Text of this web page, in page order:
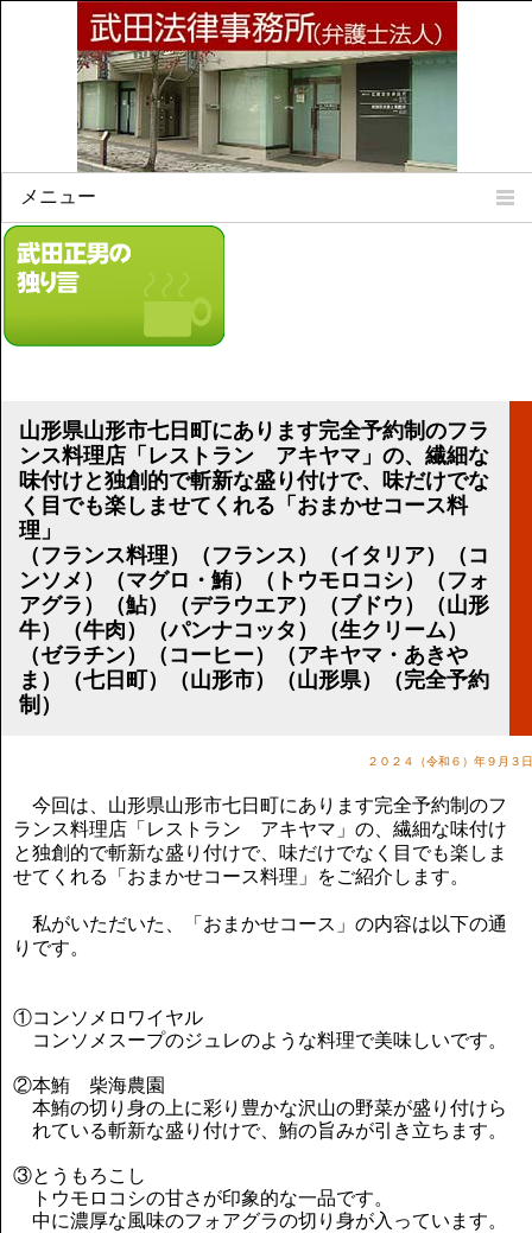
メニュー
Home
所属弁護士
法律相談案内
リンク集
顧問契約について
講演のご案内
気をつけたい法律のポイント
武田正男の独り言
山形県山形市七日町にあります完全予約制のフラ
ンス料理店「レストラン アキヤマ」の、繊細な
味付けと独創的で斬新な盛り付けで、味だけでな
く目でも楽しませてくれる「おまかせコース料
理」
（フランス料理）（フランス）（イタリア）（コ
ンソメ）（マグロ・鮪）（トウモロコシ）（フォ
アグラ）（鮎）（デラウエア）（ブドウ）（山形
牛）（牛肉）（パンナコッタ）（生クリーム）
（ゼラチン）（コーヒー）（アキヤマ・あきや
ま）（七日町）（山形市）（山形県）（完全予約
制）
２０２４（令和６）年９月３日
今回は、山形県山形市七日町にあります完全予約制のフ
ランス料理店「レストラン アキヤマ」の、繊細な味付け
と独創的で斬新な盛り付けで、味だけでなく目でも楽しま
せてくれる「おまかせコース料理」をご紹介します。
私がいただいた、「おまかせコース」の内容は以下の通
りです。
①コンソメロワイヤル
コンソメスープのジュレのような料理で美味しいです。
②本鮪 柴海農園
本鮪の切り身の上に彩り豊かな沢山の野菜が盛り付けら
れている斬新な盛り付けで、鮪の旨みが引き立ちます。
③とうもろこし
トウモロコシの甘さが印象的な一品です。
中に濃厚な風味のフォアグラの切り身が入っています。